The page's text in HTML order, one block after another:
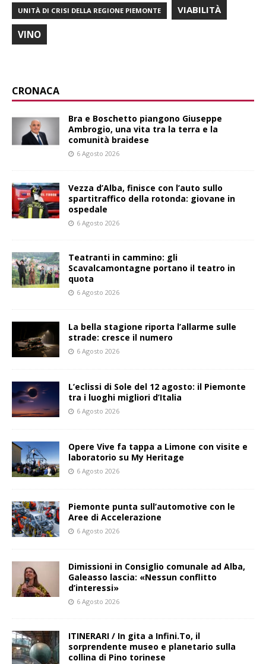
UNITÀ DI CRISI DELLA REGIONE PIEMONTE VIABILITÀ
VINO
CRONACA
Bra e Boschetto piangono Giuseppe
Ambrogio, una vita tra la terra e la
comunità braidese
6 Agosto 2026
Vezza d’Alba, finisce con l’auto sullo
spartitraffico della rotonda: giovane in
ospedale
6 Agosto 2026
Teatranti in cammino: gli
Scavalcamontagne portano il teatro in
quota
6 Agosto 2026
La bella stagione riporta l’allarme sulle
strade: cresce il numero
6 Agosto 2026
L’eclissi di Sole del 12 agosto: il Piemonte
tra i luoghi migliori d’Italia
6 Agosto 2026
Opere Vive fa tappa a Limone con visite e
laboratorio su My Heritage
6 Agosto 2026
Piemonte punta sull’automotive con le
Aree di Accelerazione
6 Agosto 2026
Dimissioni in Consiglio comunale ad Alba,
Galeasso lascia: «Nessun conflitto
d’interessi»
6 Agosto 2026
ITINERARI / In gita a Infini.To, il
sorprendente museo e planetario sulla
collina di Pino torinese